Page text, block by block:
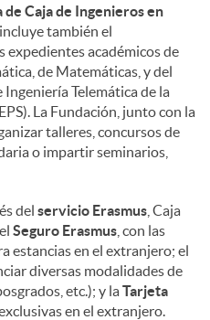
Caja de Ingenieros en
también el
expedientes académicos de
de Matemáticas, y del
Telemática de la
La Fundación, junto con la
talleres, concursos de
o impartir seminarios,
del servicio Erasmus , Caja
Seguro Erasmus , con las
estancias en el extranjero; el
diversas modalidades de
etc.); y laTarjeta
en el extranjero.